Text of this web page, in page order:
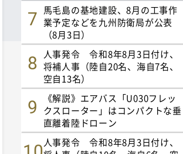
馬毛島の基地建設、8月の工事作
業予定などを九州防衛局が公表
（8月3日）
人事発令 令和8年8月3日付け、
将補人事（陸自20名、海自7名、
空自13名）
《解説》エアバス「U030フレッ
クスローター」はコンパクトな垂
直離着陸ドローン
人事発令 令和8年8月3日付け、